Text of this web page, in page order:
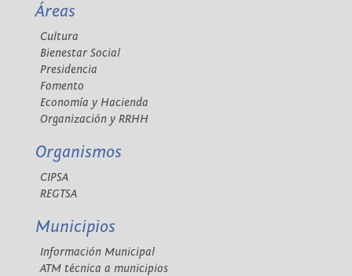
Áreas
Cultura
Bienestar Social
Presidencia
Fomento
Economía y Hacienda
Organización y RRHH
Organismos
CIPSA
REGTSA
Municipios
Información Municipal
ATM técnica a municipios